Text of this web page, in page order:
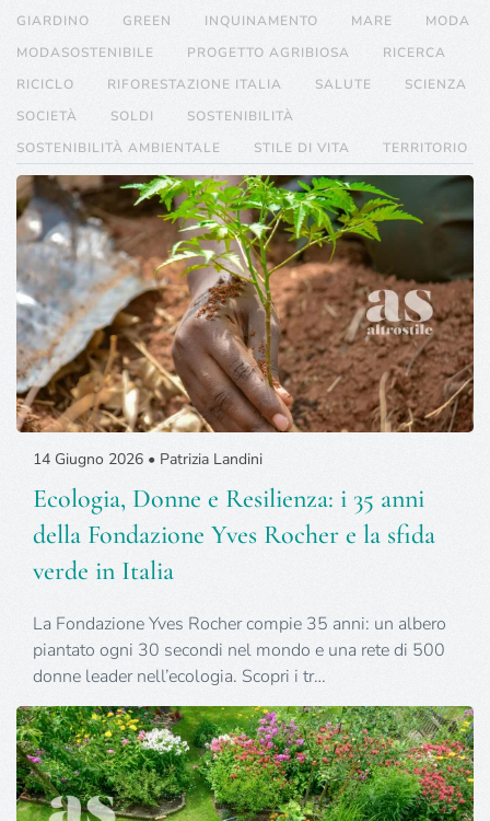
GIARDINO
GREEN INQUINAMENTO MARE
MODA
MODASOSTENIBILE
PROGETTO AGRIBIOSA
RICERCA
RICICLO
RIFORESTAZIONE ITALIA SALUTE
SCIENZA
SOCIETÀ
SOLDI
SOSTENIBILITÀ
SOSTENIBILITÀ AMBIENTALE
STILE DI VITA TERRITORIO
14 Giugno 2026 • Patrizia Landini
Ecologia, Donne e Resilienza: i 35 anni
della Fondazione Yves Rocher e la sfida
verde in Italia
La Fondazione Yves Rocher compie 35 anni: un albero
piantato ogni 30 secondi nel mondo e una rete di 500
donne leader nell’ecologia. Scopri i tr…